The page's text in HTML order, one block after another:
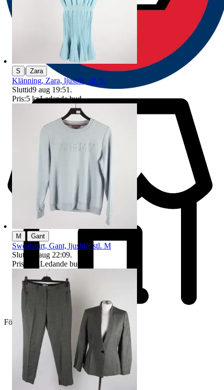
Företag
S | Zara
Klänning, Zara, ljusblå, stl. S.
Sluttid9 aug 19:51 .
Pris:5 kr,Ledande bud.
M Gant
Sweatshirt, Gant, ljusblå, stl. M
Sluttid
9 aug 22:09.
Pris:
,Ledande bud